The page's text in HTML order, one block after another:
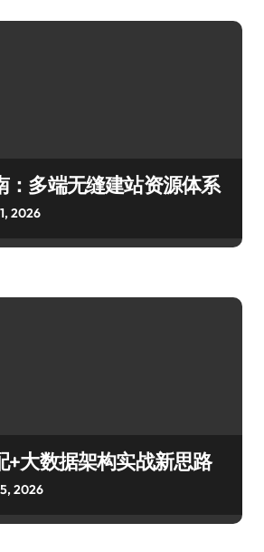
：多端无缝建站资源体系
2026
+大数据架构实战新思路
2026